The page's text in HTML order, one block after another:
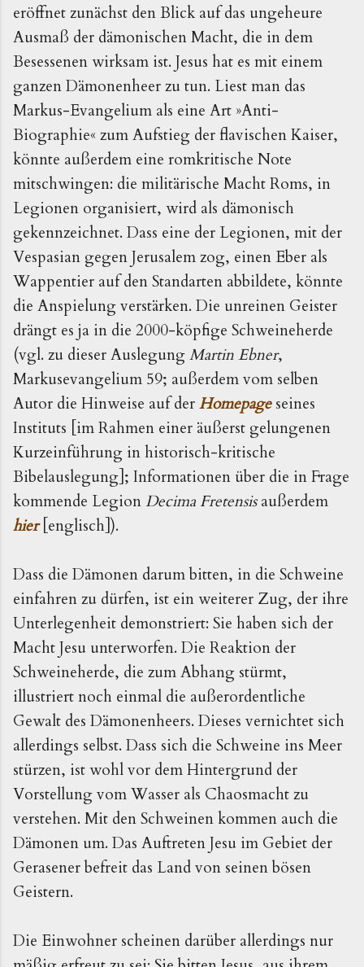
eröffnet zunächst den Blick auf das ungeheure
Ausmaß der dämonischen Macht, die in dem
Besessenen wirksam ist. Jesus hat es mit einem
ganzen Dämonenheer zu tun. Liest man das
Markus-Evangelium als eine Art »Anti-
Biographie« zum Aufstieg der flavischen Kaiser,
könnte außerdem eine romkritische Note
mitschwingen: die militärische Macht Roms, in
Legionen organisiert, wird als dämonisch
gekennzeichnet. Dass eine der Legionen, mit der
Vespasian gegen Jerusalem zog, einen Eber als
Wappentier auf den Standarten abbildete, könnte
die Anspielung verstärken. Die unreinen Geister
drängt es ja in die 2000-köpfige Schweineherde
(vgl. zu dieser AuslegungMartin Ebner,
Markusevangelium 59; außerdem vom selben
Autor die Hinweise auf derHomepageseines
Instituts [im Rahmen einer äußerst gelungenen
Kurzeinführung in historisch-kritische
Bibelauslegung]; Informationen über die in Frage
kommende LegionDecima Fretensisaußerdem
hier [englisch]).
Dass die Dämonen darum bitten, in die Schweine
einfahren zu dürfen, ist ein weiterer Zug, der ihre
Unterlegenheit demonstriert: Sie haben sich der
Macht Jesu unterworfen. Die Reaktion der
Schweineherde, die zum Abhang stürmt,
illustriert noch einmal die außerordentliche
Gewalt des Dämonenheers. Dieses vernichtet sich
allerdings selbst. Dass sich die Schweine ins Meer
stürzen, ist wohl vor dem Hintergrund der
Vorstellung vom Wasser als Chaosmacht zu
verstehen. Mit den Schweinen kommen auch die
Dämonen um. Das Auftreten Jesu im Gebiet der
Gerasener befreit das Land von seinen bösen
Geistern.
Die Einwohner scheinen darüber allerdings nur